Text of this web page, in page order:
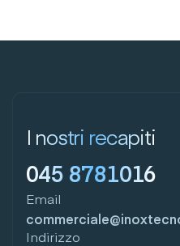
I nostri recapiti
045 8781016
Email
Indirizzo